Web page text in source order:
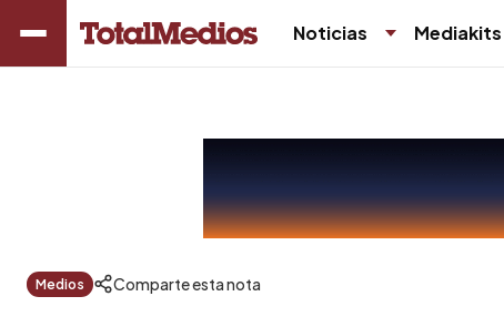
Noticias Mediakits
Medios Comparte esta nota